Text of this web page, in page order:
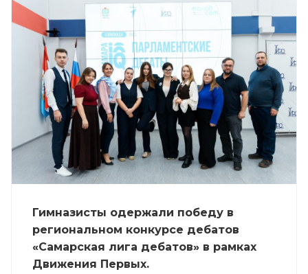
Гимназисты одержали победу в
региональном конкурсе дебатов
«Самарская лига дебатов» в рамках
Движения Первых.